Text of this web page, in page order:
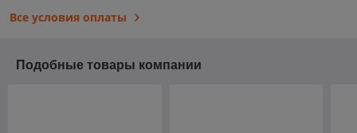
Все условия оплаты
Подобные товары компании